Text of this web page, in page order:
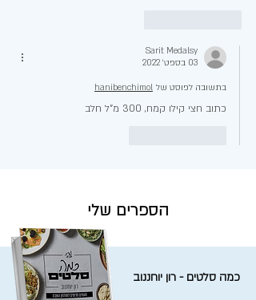
Sarit Medalsy
03 בספט׳ 2022
בתשובה לפוסט של hanibenchimol
כתוב חצי קילו קמח, 300 מ"ל חלב
הספרים שלי
כמה סלטים - רון יוחננוב